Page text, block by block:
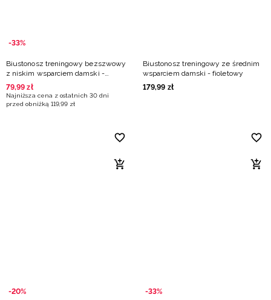
-33%
Biustonosz treningowy bezszwowy
z niskim wsparciem damski -
różowy
79,99 zł
Najniższa cena z ostatnich 30 dni
przed obniżką 119,99 zł
Biustonosz treningowy ze średnim
wsparciem damski - fioletowy
179,99 zł
-20% -33%